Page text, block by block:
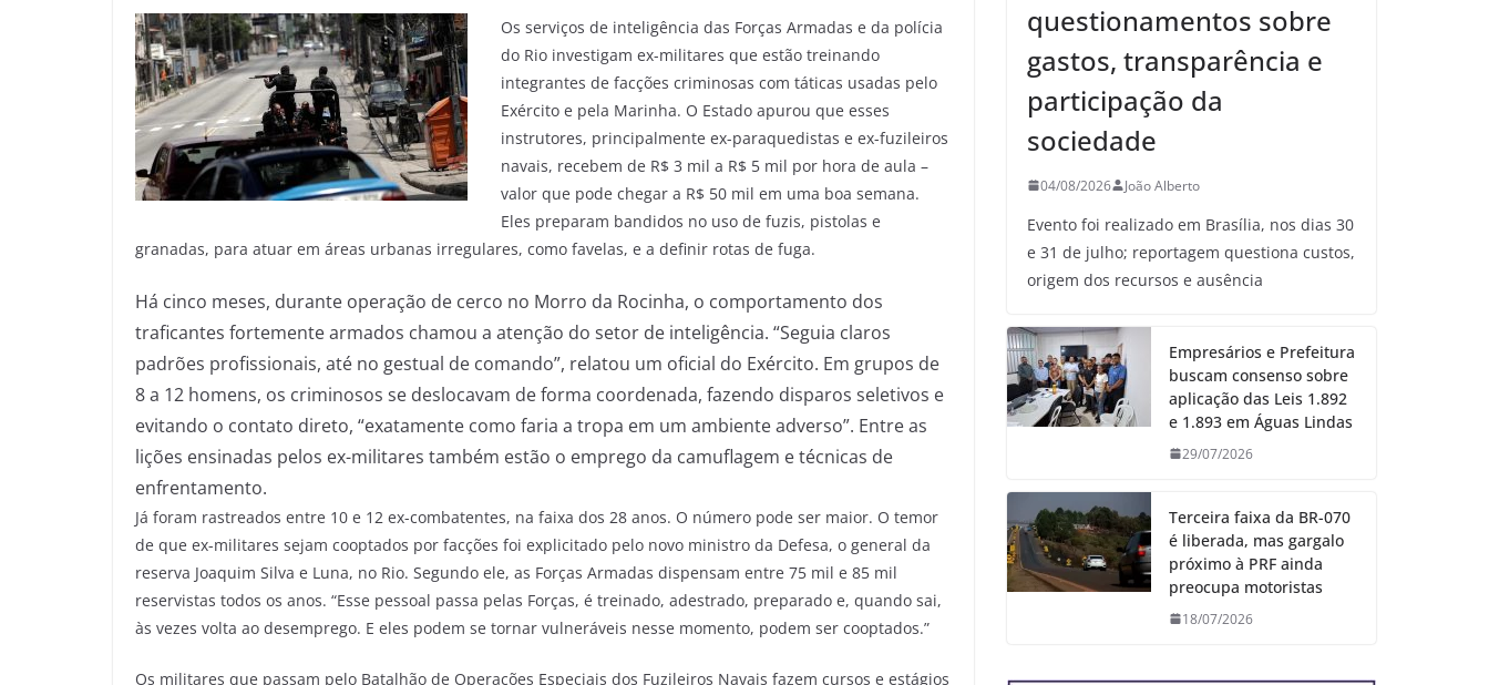
Os serviços de inteligência das Forças Armadas e da polícia
do Rio investigam ex-militares que estão treinando
integrantes de facções criminosas com táticas usadas pelo
Exército e pela Marinha. O Estado apurou que esses
instrutores, principalmente ex-paraquedistas e ex-fuzileiros
navais, recebem de R$ 3 mil a R$ 5 mil por hora de aula –
valor que pode chegar a R$ 50 mil em uma boa semana.
Eles preparam bandidos no uso de fuzis, pistolas e
granadas, para atuar em áreas urbanas irregulares, como favelas, e a definir rotas de fuga.
Há cinco meses, durante operação de cerco no Morro da Rocinha, o comportamento dos
traficantes fortemente armados chamou a atenção do setor de inteligência. “Seguia claros
padrões profissionais, até no gestual de comando”, relatou um oficial do Exército. Em grupos de
8 a 12 homens, os criminosos se deslocavam de forma coordenada, fazendo disparos seletivos e
evitando o contato direto, “exatamente como faria a tropa em um ambiente adverso”. Entre as
lições ensinadas pelos ex-militares também estão o emprego da camuflagem e técnicas de
enfrentamento.
Já foram rastreados entre 10 e 12 ex-combatentes, na faixa dos 28 anos. O número pode ser maior. O temor
de que ex-militares sejam cooptados por facções foi explicitado pelo novo ministro da Defesa, o general da
reserva Joaquim Silva e Luna, no Rio. Segundo ele, as Forças Armadas dispensam entre 75 mil e 85 mil
reservistas todos os anos. “Esse pessoal passa pelas Forças, é treinado, adestrado, preparado e, quando sai,
às vezes volta ao desemprego. E eles podem se tornar vulneráveis nesse momento, podem ser cooptados.”
Os militares que passam pelo Batalhão de Operações Especiais dos Fuzileiros Navais fazem cursos e estágios
questionamentos sobre
gastos, transparência e
participação da
sociedade
04/08/2026 João Alberto
Evento foi realizado em Brasília, nos dias 30
e 31 de julho; reportagem questiona custos,
origem dos recursos e ausência
Empresários e Prefeitura
buscam consenso sobre
aplicação das Leis 1.892
e 1.893 em Águas Lindas
29/07/2026
Terceira faixa da BR-070
é liberada, mas gargalo
próximo à PRF ainda
preocupa motoristas
18/07/2026